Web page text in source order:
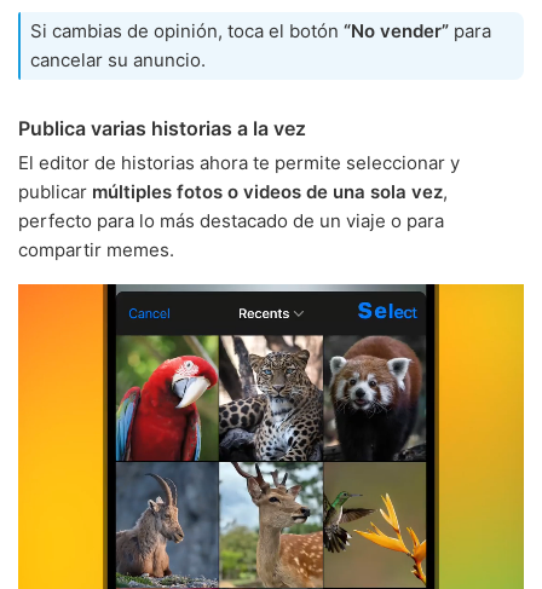
Si cambias de opinión, toca el botón “No vender” para
cancelar su anuncio.
Publica varias historias a la vez
El editor de historias ahora te permite seleccionar y
publicar múltiples fotos o videos de una sola vez,
perfecto para lo más destacado de un viaje o para
compartir memes.